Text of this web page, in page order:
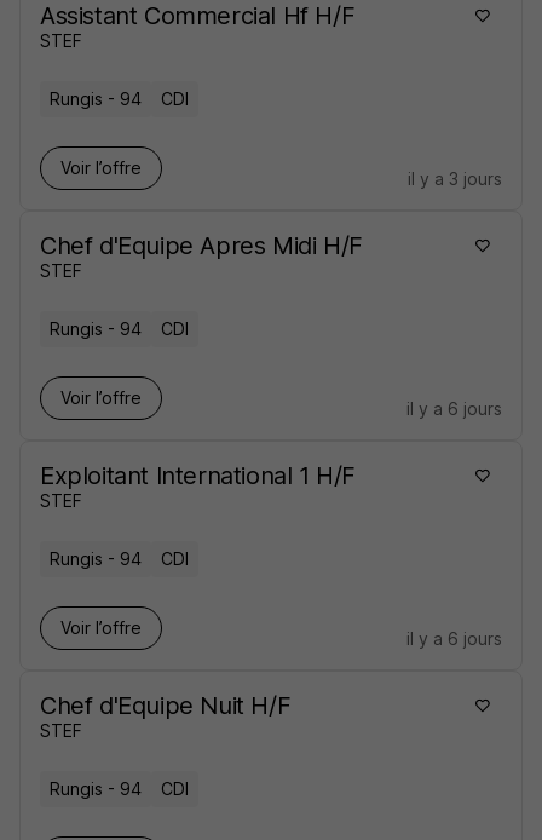
Assistant Commercial Hf H/F
STEF
Rungis - 94 CDI
Voir l’offre
il y a 3 jours
Chef d'Equipe Apres Midi H/F
STEF
Rungis - 94 CDI
Voir l’offre
il y a 6 jours
Exploitant International 1 H/F
STEF
Rungis - 94 CDI
Voir l’offre
il y a 6 jours
Chef d'Equipe Nuit H/F
STEF
Rungis - 94 CDI